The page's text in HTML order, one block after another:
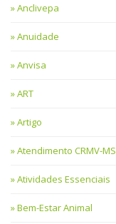
Anclivepa
Anuidade
Anvisa
ART
Artigo
Atendimento CRMV-MS
Atividades Essenciais
Bem-Estar Animal